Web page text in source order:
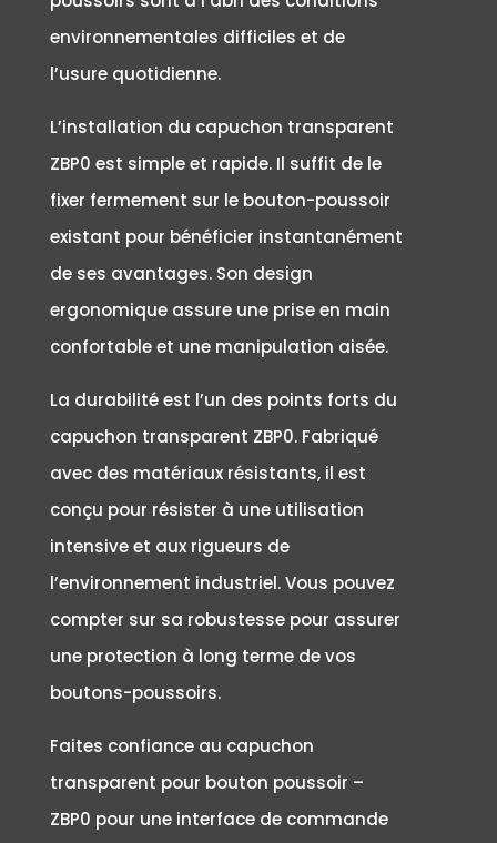
environnementales difficiles et de
l’usure quotidienne.
L’installation du capuchon transparent
ZBP0 est simple et rapide. Il suffit de le
fixer fermement sur le bouton-poussoir
existant pour bénéficier instantanément
de ses avantages. Son design
ergonomique assure une prise en main
confortable et une manipulation aisée.
La durabilité est l’un des points forts du
capuchon transparent ZBP0. Fabriqué
avec des matériaux résistants, il est
conçu pour résister à une utilisation
intensive et aux rigueurs de
l’environnement industriel. Vous pouvez
compter sur sa robustesse pour assurer
une protection à long terme de vos
boutons-poussoirs.
Faites confiance au capuchon
transparent pour bouton poussoir –
ZBP0 pour une interface de commande